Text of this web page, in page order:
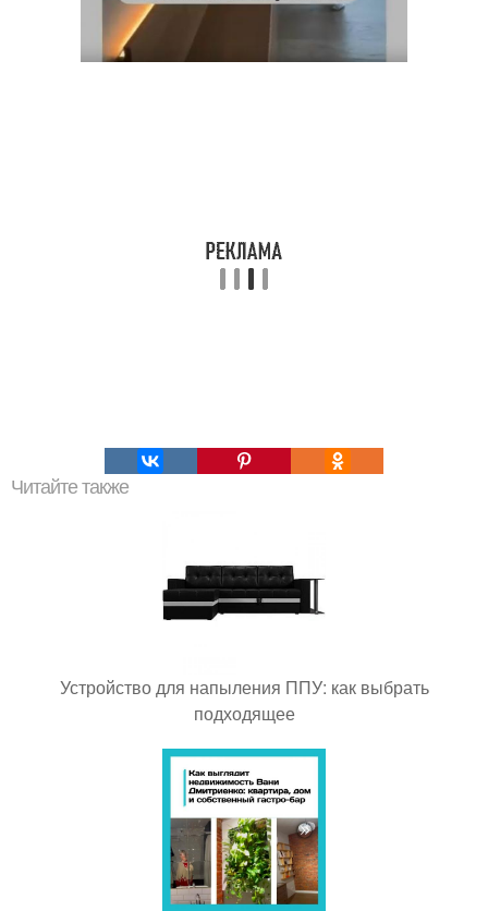
Читайте также
Устройство для напыления ППУ: как выбрать
подходящее